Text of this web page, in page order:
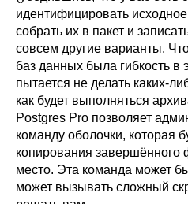
идентифицировать
собрать их в пакет и
совсем другие варианты.
баз данных была гибкость в
пытается не делать каких-
как будет выполняться
Postgres Pro позволяет
команду оболочки, которая
копирования завершённого
место. Эта команда может
может вызывать сложный